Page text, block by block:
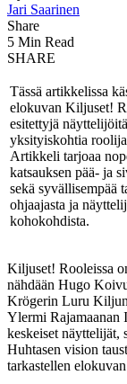
Jari Saarinen
Share
5 Min Read
SHARE
Tässä artikkelissa
elokuvan Kiljuset!
esitettyjä
yksityiskohtia
Artikkeli tarjoaa
katsauksen pää- ja
sekä syvällisempää
ohjaajasta ja
kohokohdista.
Kiljuset! Rooleissa
nähdään Hugo
Krögerin Luru
Ylermi Rajamaanan
keskeiset näyttelijät,
Huhtasen vision
tarkastellen